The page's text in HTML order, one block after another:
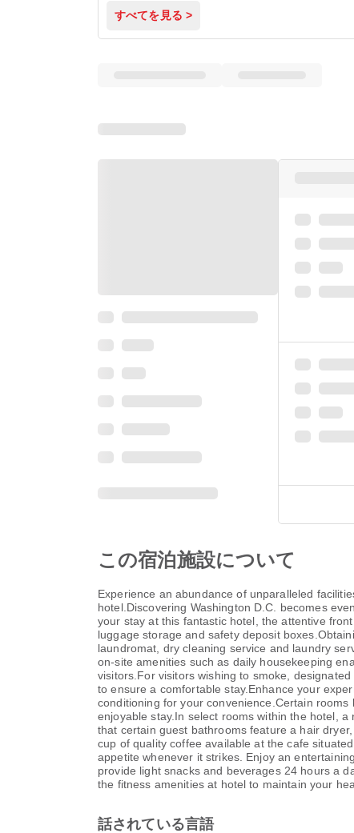
すべてを見る >
この宿泊施設について
Experience an abundance of unparalleled
hotel.Discovering Washington D.C. becomes
your stay at this fantastic hotel, the attentive
luggage storage and safety deposit
laundromat, dry cleaning service and laundry
on-site amenities such as daily housekeeping
visitors.For visitors wishing to smoke,
to ensure a comfortable stay.Enhance your
conditioning for your convenience.Certain
enjoyable stay.In select rooms within the hotel,
that certain guest bathrooms feature a hair
cup of quality coffee available at the cafe
appetite whenever it strikes. Enjoy an
provide light snacks and beverages 24 hours a
the fitness amenities at hotel to maintain your
話されている言語